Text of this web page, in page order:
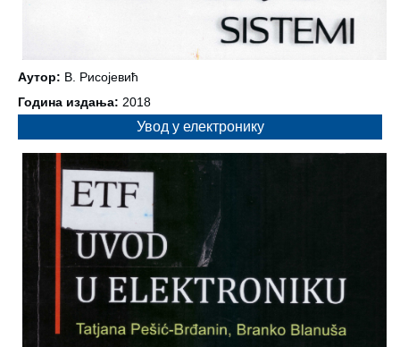
Аутор: В. Рисојевић
Година издања: 2018
Увод у електронику